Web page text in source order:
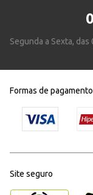
Segunda a Sexta,
Formas de pagamento
Site seguro